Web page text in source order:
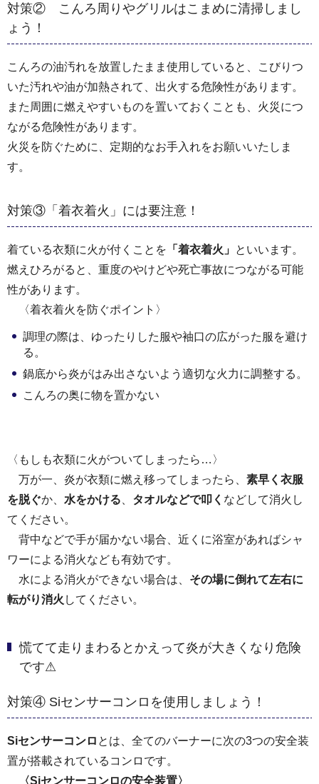
対策② こんろ周りやグリルはこまめに清掃しまし
ょう！
こんろの油汚れを放置したまま使用していると、こびりつ
いた汚れや油が加熱されて、出火する危険性があります。
また周囲に燃えやすいものを置いておくことも、火災につ
ながる危険性があります。
火災を防ぐために、定期的なお手入れをお願いいたしま
す。
対策③「着衣着火」には要注意！
着ている衣類に火が付くことを 「着衣着火」 といいます。
燃えひろがると、重度のやけどや死亡事故につながる可能
性があります。
〈着衣着火を防ぐポイント〉
調理の際は、ゆったりした服や袖口の広がった服を避け
る。
鍋底から炎がはみ出さないよう適切な火力に調整する。
こんろの奥に物を置かない
〈もしも衣類に火がついてしまったら…〉
万が一、炎が衣類に燃え移ってしまったら、 素早く衣服
を脱ぐか、 水をかける タオルなどで叩く などして消火し
てください。
背中などで手が届かない場合、近くに浴室があればシャ
ワーによる消火なども有効です。
水による消火ができない場合は、 その場に倒れて左右に
転がり消火 してください。
慌てて走りまわるとかえって炎が大きくなり危険
です⚠
対策④ Siセンサーコンロを使用しましょう！
Siセンサーコンロ とは、全てのバーナーに次の3つの安全装
置が搭載されているコンロです。
〈Siセンサーコンロの安全装置〉